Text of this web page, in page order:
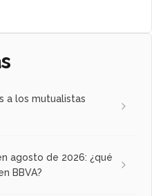
a los mutualistas
agosto de 2026: ¿qué
BBVA?